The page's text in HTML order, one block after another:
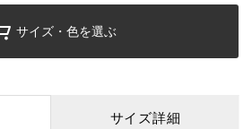
サイズ・色を選ぶ
サイズ詳細